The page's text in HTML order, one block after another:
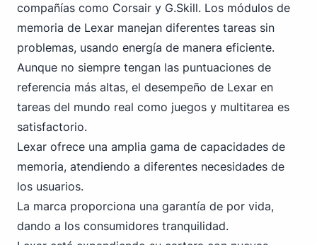
compañías como Corsair y G.Skill. Los módulos de
memoria de Lexar manejan diferentes tareas sin
problemas, usando energía de manera eficiente.
Aunque no siempre tengan las puntuaciones de
referencia más altas, el desempeño de Lexar en
tareas del mundo real como juegos y multitarea es
satisfactorio.
Lexar ofrece una amplia gama de capacidades de
memoria, atendiendo a diferentes necesidades de
los usuarios.
La marca proporciona una garantía de por vida,
dando a los consumidores tranquilidad.